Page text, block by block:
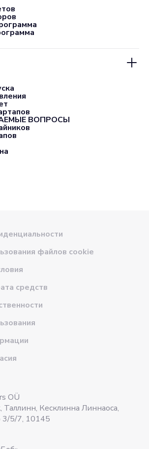
ВОПРОСЫ
файлов cookie
средств
OÜ
Кесклинна Линнаоса,
3/5/7, 10145